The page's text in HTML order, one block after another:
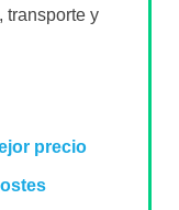
transporte y
precio